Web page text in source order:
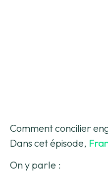
Comment concilier
Dans cet épisode,
On y parle :